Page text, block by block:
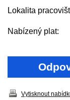
Lokalita
Nabízený plat:
Vytisknout